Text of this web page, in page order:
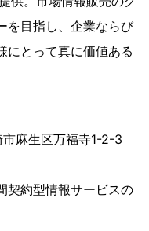
を目指し、企業ならび
にとって真に価値ある
麻生区万福寺1-2-3
契約型情報サービスの